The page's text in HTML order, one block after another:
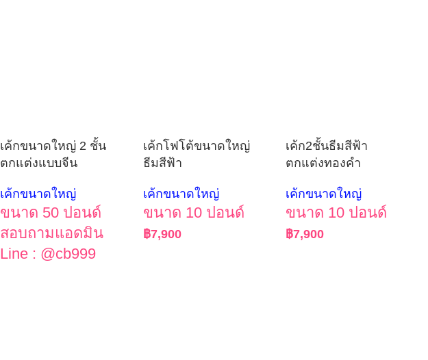
เค้กขนาดใหญ่ 2 ชั้น
ตกแต่งแบบจีน
เค้กขนาดใหญ่
ขนาด 50 ปอนด์
สอบถามแอดมิน
Line : @cb999
เค้กโฟโต้ขนาดใหญ่
ธีมสีฟ้า
เค้กขนาดใหญ่
ขนาด 10 ปอนด์
฿7,900
เค้ก2ชั้นธีมสีฟ้า
ตกแต่งทองคำ
เค้กขนาดใหญ่
ขนาด 10 ปอนด์
฿7,900